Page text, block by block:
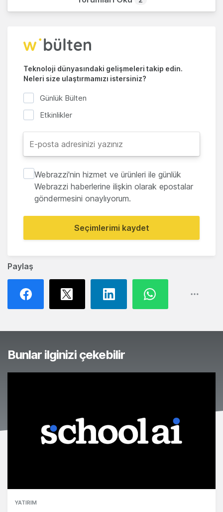
Paylaş
Teknoloji dünyasındaki gelişmeleri takip edin.
Neleri size ulaştırmamızı istersiniz?
Günlük Bülten
Etkinlikler
Webrazzi'nin hizmet ve ürünleri ile günlük
Webrazzi haberlerine ilişkin olarak epostalar
göndermesini onaylıyorum.
Seçimlerimi kaydet
Bunlar ilginizi çekebilir
YATIRIM